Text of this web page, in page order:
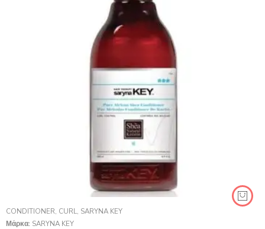
CONDITIONER, CURL, SARYNA KEY
Μάρκα: SARYNA KEY